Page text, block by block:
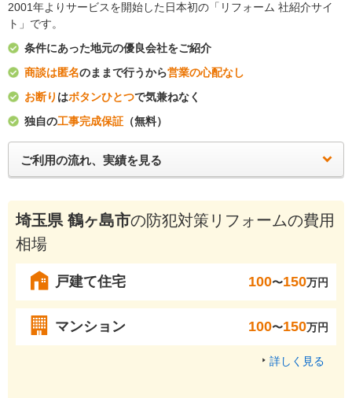
2001年よりサービスを開始した日本初の「リフォーム 社紹介サイ
ト」です。
条件にあった地元の優良会社をご紹介
商談は匿名のままで行うから営業の心配なし
お断り はボタンひとつで気兼ねなく
独自の工事完成保証 （無料）
ご利用の流れ、実績を見る
埼玉県 鶴ヶ島市の防犯対策リフォームの費用
相場
戸建て住宅 100〜150万円
マンション 100〜150万円
詳しく見る